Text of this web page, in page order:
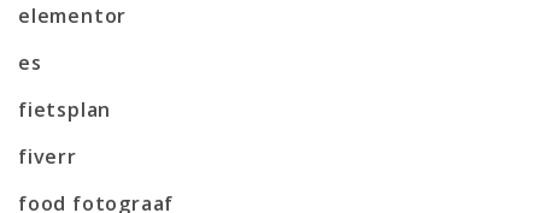
elementor
es
fietsplan
fiverr
food fotograaf